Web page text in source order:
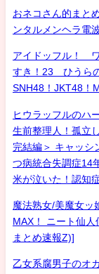
おネコさん的まと
ンタルメンヘラ電
アイドッフル！
すき！23 ひうら
SNH48！JKT48！
ヒウラッフルのハ
生前整理人！孤立
完結編＞ キャッシ
つ病統合失調症14
米が泣いた！認知
魔法熟女/美魔女ッ
MAX！ ニート仙
まとめ速報Z)]
乙女系腐男子のオ